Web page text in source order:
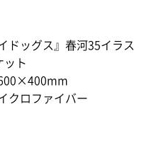
ドッグス』春河35イラス
ット
クロファイバー